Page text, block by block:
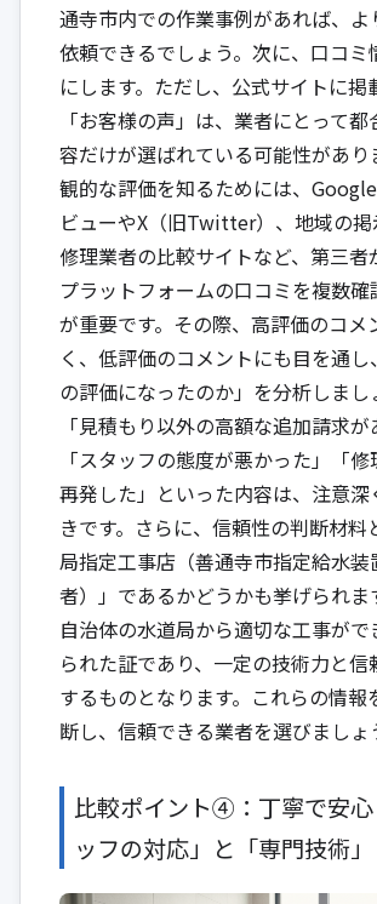
通寺市内での作業事例があれば、よ
依頼できるでしょう。次に、口コミ
にします。ただし、公式サイトに掲
「お客様の声」は、業者にとって
容だけが選ばれている可能性があり
観的な評価を知るためには、
ビューやX（旧Twitter）、地域の
修理業者の比較サイトなど、第三者
プラットフォームの口コミを複数確
が重要です。その際、高評価のコメ
く、低評価のコメントにも目を通し
の評価になったのか」を分析しまし
「見積もり以外の高額な追加請求が
「スタッフの態度が悪かった」「
再発した」といった内容は、注意深
きです。さらに、信頼性の判断材料
局指定工事店（善通寺市指定給水装
者）」であるかどうかも挙げられま
自治体の水道局から適切な工事がで
られた証であり、一定の技術力と信
するものとなります。これらの情報
断し、信頼できる業者を選びましょ
比較ポイント④：丁寧で安
ッフの対応」と「専門技術」